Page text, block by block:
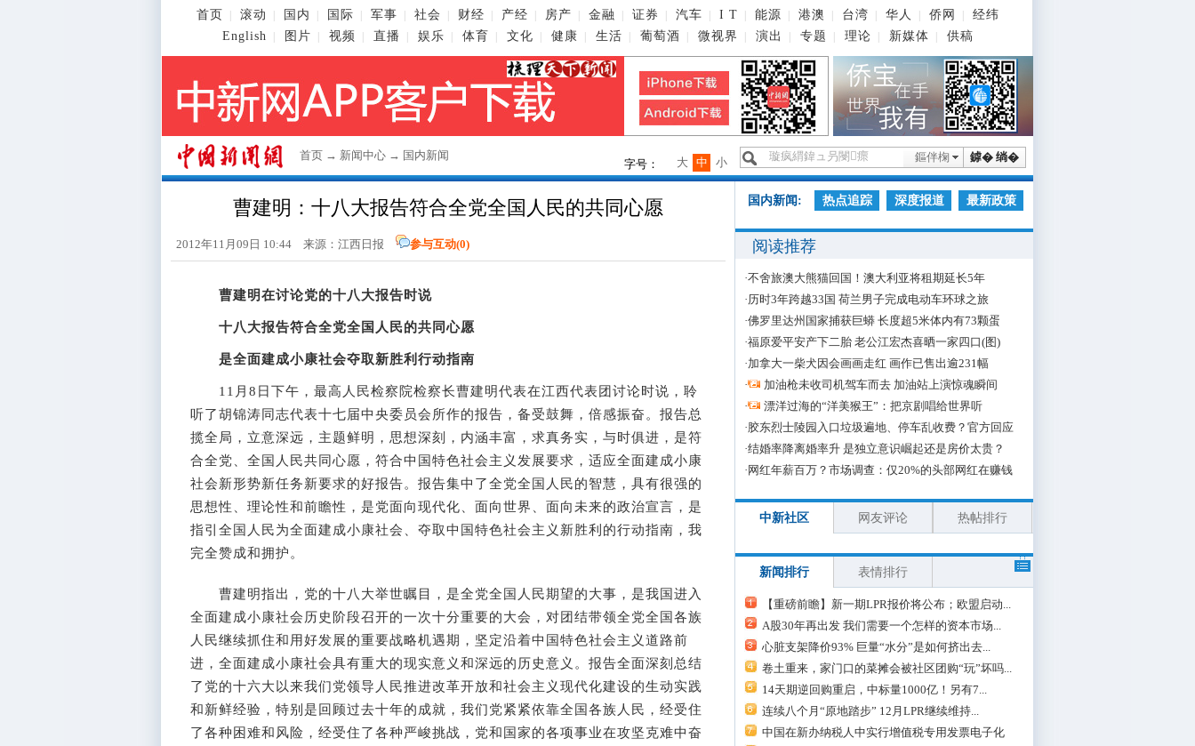
首页 滚动 国内 国际 军事 社会 财经 产经 房产 金融 证券 汽车 I T 能源 港澳 台湾 华人 侨网
经纬
English
图片 视频 直播 娱乐 体育 文化 健康 生活 葡萄酒 微视界 演出 专题 理论 新媒体 供稿
首页 → 新闻中心 → 国内新闻 鎼� 绱�
鏂伴椈
字号： 小
中
大
曹建明：十八大报告符合全党全国人民的共同心愿
2012年11月09日 10:44 来源：江西日报 参与互动(0)
曹建明在讨论党的十八大报告时说
十八大报告符合全党全国人民的共同心愿
是全面建成小康社会夺取新胜利行动指南
11月8日下午，最高人民检察院检察长曹建明代表在江西代表团讨论时说，聆
听了胡锦涛同志代表十七届中央委员会所作的报告，备受鼓舞，倍感振奋。报告总
揽全局，立意深远，主题鲜明，思想深刻，内涵丰富，求真务实，与时俱进，是符
合全党、全国人民共同心愿，符合中国特色社会主义发展要求，适应全面建成小康
社会新形势新任务新要求的好报告。报告集中了全党全国人民的智慧，具有很强的
思想性、理论性和前瞻性，是党面向现代化、面向世界、面向未来的政治宣言，是
指引全国人民为全面建成小康社会、夺取中国特色社会主义新胜利的行动指南，我
完全赞成和拥护。
曹建明指出，党的十八大举世瞩目，是全党全国人民期望的大事，是我国进入
全面建成小康社会历史阶段召开的一次十分重要的大会，对团结带领全党全国各族
人民继续抓住和用好发展的重要战略机遇期，坚定沿着中国特色社会主义道路前
进，全面建成小康社会具有重大的现实意义和深远的历史意义。报告全面深刻总结
了党的十六大以来我们党领导人民推进改革开放和社会主义现代化建设的生动实践
和新鲜经验，特别是回顾过去十年的成就，我们党紧紧依靠全国各族人民，经受住
了各种困难和风险，经受住了各种严峻挑战，党和国家的各项事业在攻坚克难中奋
国内新闻: 热点追踪 深度报道 最新政策
阅读推荐
·不舍旅澳大熊猫回国！澳大利亚将租期延长5年
·历时3年跨越33国 荷兰男子完成电动车环球之旅
·佛罗里达州国家捕获巨蟒 长度超5米体内有73颗蛋
·福原爱平安产下二胎 老公江宏杰喜晒一家四口(图)
·加拿大一柴犬因会画画走红 画作已售出逾231幅
·
加油枪未收司机驾车而去 加油站上演惊魂瞬间
·
漂洋过海的“洋美猴王”：把京剧唱给世界听
·胶东烈士陵园入口垃圾遍地、停车乱收费？官方回应
·结婚率降离婚率升 是独立意识崛起还是房价太贵？
· 网红年薪百万？市场调查：仅20%的头部网红在赚钱
中新社区 网友评论 热帖排行
新闻排行 表情排行
【重磅前瞻】新一期LPR报价将公布；欧盟启动...
A股30年再出发 我们需要一个怎样的资本市场...
心脏支架降价93% 巨量“水分”是如何挤出去...
卷土重来，家门口的菜摊会被社区团购“玩”坏吗...
14天期逆回购重启，中标量1000亿！另有7...
连续八个月“原地踏步” 12月LPR继续维持...
中国在新办纳税人中实行增值税专用发票电子化